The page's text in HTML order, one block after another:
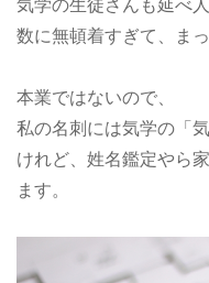
気学の生徒さんも延べ
数に無頓着すぎて、ま
本業ではないので、
私の名刺には気学の「
けれど、姓名鑑定やら
ます。